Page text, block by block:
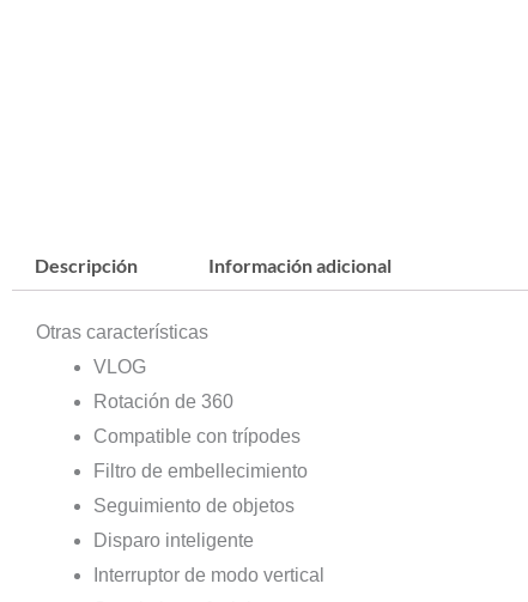
Descripción Información adicional
Otras características
VLOG
Rotación de 360
Compatible con trípodes
Filtro de embellecimiento
Seguimiento de objetos
Disparo inteligente
Interruptor de modo vertical